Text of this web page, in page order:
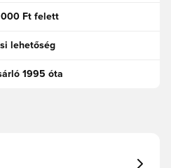
000 Ft felett
lehetőség
1995 óta